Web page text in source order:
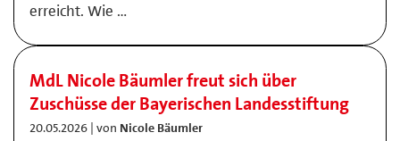
erreicht. Wie …
MdL Nicole Bäumler freut sich über
Zuschüsse der Bayerischen Landesstiftung
20.05.2026 | von Nicole Bäumler